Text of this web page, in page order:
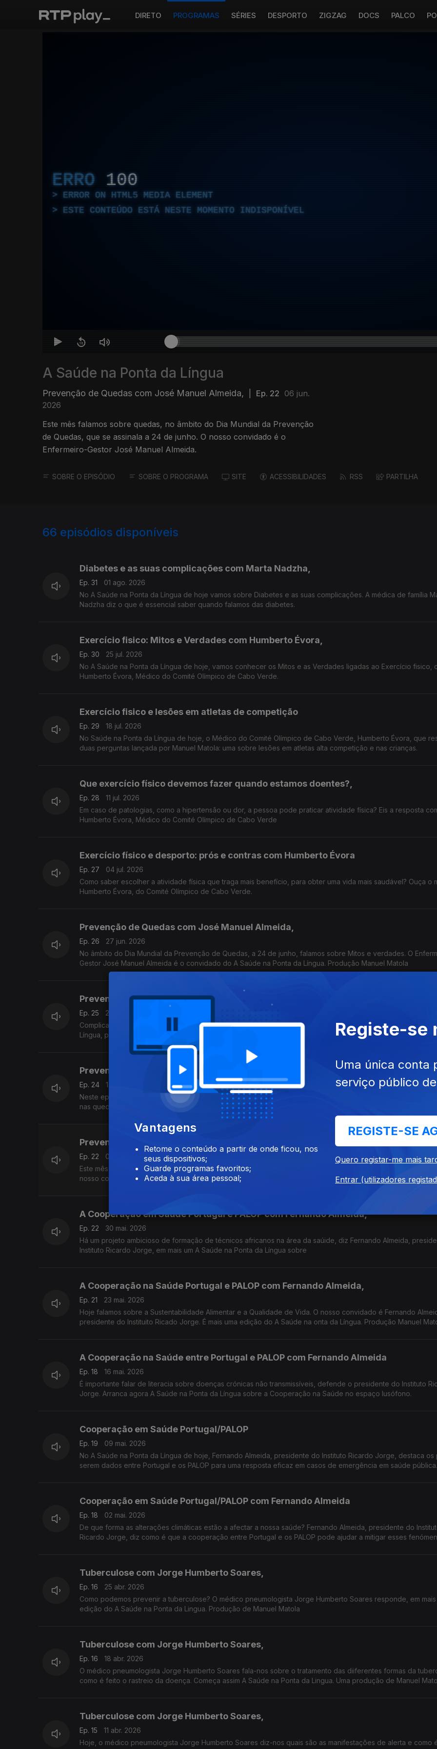
DIRETO PROGRAMAS SÉRIES DESPORTO ZIGZAG DOCS PALCO
ERRO 100
ERROR ON HTML5 MEDIA ELEMENT
ESTE CONTEÚDO ESTÁ NESTE MOMENTO INDISPONÍVEL
A Saúde na Ponta da Língua
Prevenção de Quedas com José Manuel Almeida, Ep. 22 06 jun.
2026
Este mês falamos sobre quedas, no âmbito do Dia Mundial da Prevenção
de Quedas, que se assinala a 24 de junho. O nosso convidado é o
Enfermeiro-Gestor José Manuel Almeida.
SOBRE O EPISÓDIO SOBRE O PROGRAMA SITE ACESSIBILIDADES RSS PARTILHA
66 episódios disponíveis
Diabetes e as suas complicações com Marta Nadzha,
Ep. 31
01 ago. 2026
No A Saúde na Ponta da Língua de hoje vamos sobre Diabetes e as suas complicações. A médica de família
Nadzha diz o que é essencial saber quando falamos das diabetes.
Exercício fisico: Mitos e Verdades com Humberto Évora,
Ep. 30
25 jul. 2026
No A Saúde na Ponta da Língua de hoje, vamos conhecer os Mitos e as Verdades ligadas ao Exercício fisico,
Humberto Évora, Médico do Comité Olímpico de Cabo Verde.
Exercício fisico e lesões em atletas de competição
Ep. 29
18 jul. 2026
No Saúde na Ponta da Língua de hoje, o Médico do Comité Olímpico de Cabo Verde, Humberto Évora, que responde a
duas perguntas lançada por Manuel Matola: uma sobre lesões em atletas alta competição e nas crianças.
Que exercício físico devemos fazer quando estamos doentes?,
Ep. 28
11 jul. 2026
Em caso de patologias, como a hipertensão ou dor, a pessoa pode praticar atividade física? Eis a resposta
Humberto Évora, Médico do Comité Olímpico de Cabo Verde
Exercício físico e desporto: prós e contras com Humberto Évora
Ep. 27
04 jul. 2026
Como saber escolher a atividade física que traga mais benefício, para obter uma vida mais saudável? Ouça o
Humberto Évora, do Comité Olímpico de Cabo Verde.
Prevenção de Quedas com José Manuel Almeida,
Ep. 26
27 jun. 2026
No âmbito do Dia Mundial da Prevenção de Quedas, a 24 de junho, falamos sobre Mitos e verdades. O
Gestor José Manuel Almeida é o convidado do A Saúde na Ponta da Língua. Produção Manuel Matola
Prevenção de Quedas com José Manuel Almeida,
Ep. 25
20 jun. 2026
Complicações das quedas é o tema que o Enfermeiro-Gestor José Manuel Almeida vai falar no A Saúde na
Língua, por ocasião do Dia Mundial da Prevenção de Quedas, que se assinala a 24 de junho
Prevenção de Quedas com José Manuel Almeida,
Ep. 24
13 jun. 2026
Neste episódio do A Saúde na Ponta da Língua, o Enfermeiro-Gestor José Manuel Almeid fala sobre os fatores
nas quedas. A 24 de junho assinala-se o Dia Mundial da Prevenção de Quedas.
Prevenção de Quedas com José Manuel Almeida,
Ep. 22
06 jun. 2026
Este mês falamos sobre quedas, no âmbito do Dia Mundial da Prevenção de Quedas, que se assinala a 24 de
nosso convidado é o Enfermeiro-Gestor José Manuel Almeida.
A Cooperação em Saúde Portugal e PALOP com Fernando Almeida,
Ep. 22
30 mai. 2026
Há um projeto ambicioso de formação de técnicos africanos na área da saúide, diz Fernando Almeida,
Instituto Ricardo Jorge, em mais um A Saúde na Ponta da Língua sobre
A Cooperação na Saúde Portugal e PALOP com Fernando Almeida,
Ep. 21
23 mai. 2026
Hoje falamos sobre a Sustentabilidade Alimentar e a Qualidade de Vida. O nosso convidado é Fernando
presidente do Instituito Ricado Jorge. É mais uma edição do A Saúde na onta da Língua. Produção Manuel
A Cooperação na Saúde entre Portugal e PALOP com Fernando Almeida
Ep. 18
16 mai. 2026
É importante falar de literacia sobre doenças crónicas não transmissíveis, defende o presidente do Instituto
Jorge. Arranca agora A Saúde na Ponta da Língua sobre a Cooperação na Saúde no espaço lusófono.
Cooperação em Saúde Portugal/PALOP
Ep. 19
09 mai. 2026
No A Saúde na Ponta da Língua de hoje, Fernando Almeida, presidente do Instituto Ricardo Jorge, destaca os
serem dados entre Portugal e os PALOP para uma resposta eficaz em casos de emergência em saúde pública.
Cooperação em Saúde Portugal/PALOP com Fernando Almeida
Ep. 18
02 mai. 2026
De que forma as alterações climáticas estão a afectar a nossa saúde? Fernando Almeida, presidente do
Ricardo Jorge, diz como é que a cooperação entre Portugal e os PALOP pode ajudar a mitigar esses
Tuberculose com Jorge Humberto Soares,
Ep. 16
25 abr. 2026
Como podemos prevenir a tuberculose? O médico pneumologista Jorge Humberto Soares responde, em mais
edição do A Saúde na Ponta da Lingua. Produção de Manuel Matola
Tuberculose com Jorge Humberto Soares,
Ep. 16
18 abr. 2026
O médico pneumologista Jorge Humberto Soares fala-nos sobre o tratamento das diiferentes formas da
como é feito o rastreio da doença. Começa assim A Saúde na Ponta da Lingua. Uma produção de Manuel
Tuberculose com Jorge Humberto Soares,
Ep. 15
11 abr. 2026
Hoje, o médico pneumologista Jorge Humberto Soares diz-nos quais são as manifestações de alerta e como
Vantagens
Retome o conteúdo a partir de onde ficou, nos
seus dispositivos;
Guarde programas favoritos;
Aceda à sua área pessoal;
Registe-se
Uma única conta
serviço público
REGISTE-SE
Quero registar-me mais
Entrar (utilizadores